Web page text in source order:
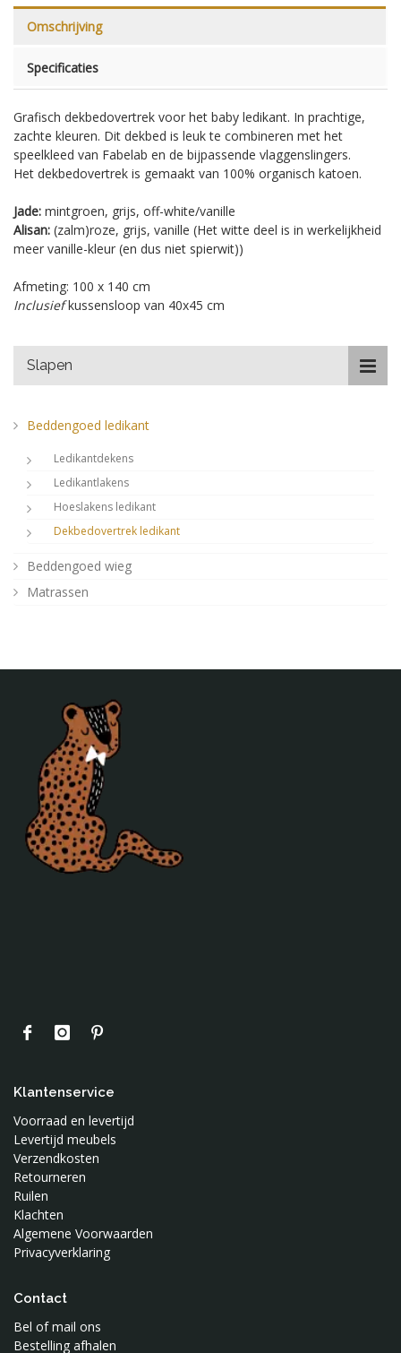
Omschrijving
Specificaties
Grafisch dekbedovertrek voor het baby ledikant. In prachtige,
zachte kleuren. Dit dekbed is leuk te combineren met het
speelkleed van Fabelab en de bijpassende vlaggenslingers.
Het dekbedovertrek is gemaakt van 100% organisch katoen.
Jade: mintgroen, grijs, off-white/vanille
Alisan: (zalm)roze, grijs, vanille (Het witte deel is in werkelijkheid
meer vanille-kleur (en dus niet spierwit))
Afmeting: 100 x 140 cm
Inclusiefkussensloop van 40x45 cm
Slapen
Beddengoed ledikant
Ledikantdekens
Ledikantlakens
Hoeslakens ledikant
Dekbedovertrek ledikant
Beddengoed wieg
Matrassen
Klantenservice
Voorraad en levertijd
Levertijd meubels
Verzendkosten
Retourneren
Ruilen
Klachten
Algemene Voorwaarden
Privacyverklaring
Contact
Bel of mail ons
Bestelling afhalen